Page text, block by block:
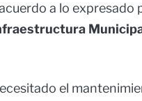
a lo expresado
el